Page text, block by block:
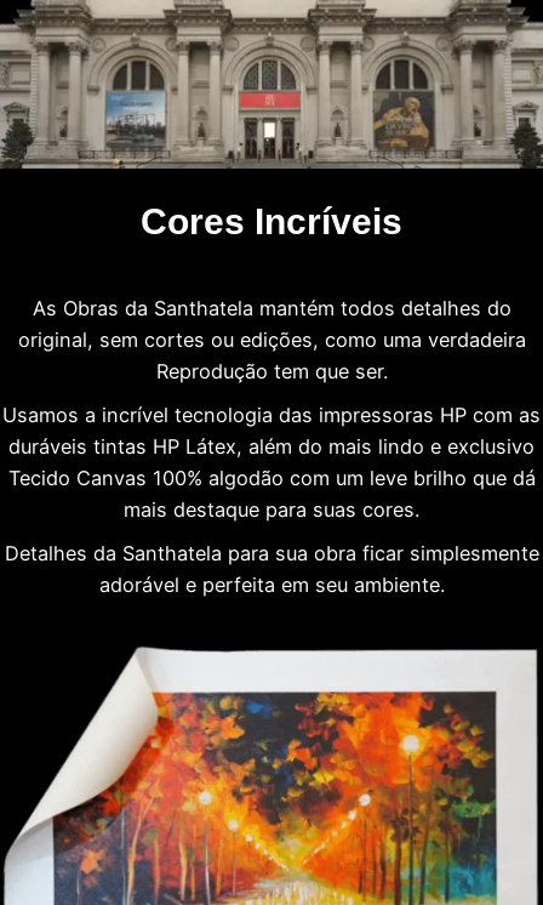
Cores Incríveis
As Obras da Santhatela mantém todos detalhes do
original, sem cortes ou edições, como uma verdadeira
Reprodução tem que ser.
Usamos a incrível tecnologia das impressoras HP com as
duráveis tintas HP Látex, além do mais lindo e exclusivo
Tecido Canvas 100% algodão com um leve brilho que dá
mais destaque para suas cores.
Detalhes da Santhatela para sua obra ficar simplesmente
adorável e perfeita em seu ambiente.